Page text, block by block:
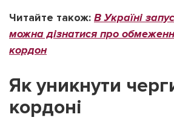
Читайте також: В Україні
можна дізнатися про
кордон
Як уникнути
кордоні